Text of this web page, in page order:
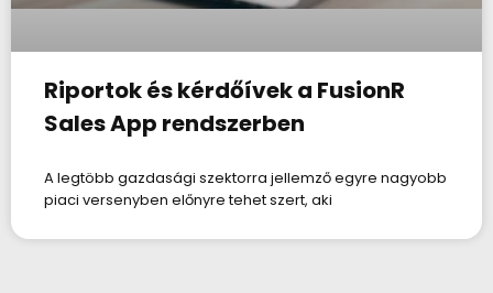
Riportok és kérdőívek a FusionR
Sales App rendszerben
A legtöbb gazdasági szektorra jellemző egyre nagyobb
piaci versenyben előnyre tehet szert, aki